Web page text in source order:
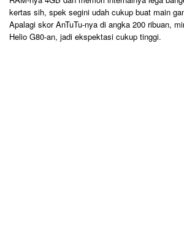
kertas sih, spek segini udah cukup buat main
Apalagi skor AnTuTu-nya di angka 200 ribuan,
Helio G80-an, jadi ekspektasi cukup tinggi.